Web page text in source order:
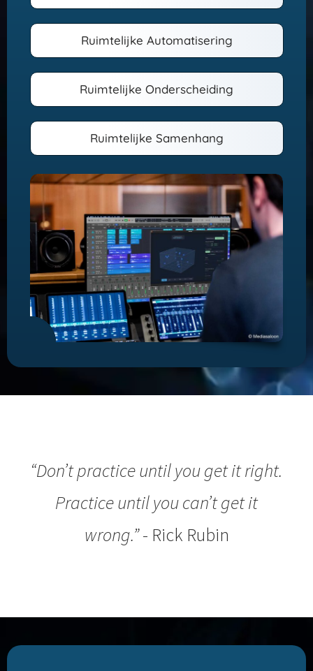
Ruimtelijke Automatisering
Ruimtelijke Onderscheiding
Ruimtelijke Samenhang
“Don’t practice until you get it right.
Practice until you can’t get it
wrong.”- Rick Rubin